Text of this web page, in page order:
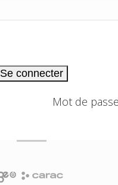
Se connecter
Mot de